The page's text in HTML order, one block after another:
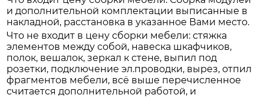
и дополнительной комплектации выписанные в
накладной, расстановка в указанное Вами место.
Что не входит в цену сборки мебели: стяжка
элементов между собой, навеска шкафчиков,
полок, вешалок, зеркал к стене, выпил под
розетки, подключение эл.проводки, вырез, отпил
фрагментов мебели, всё выше перечисленное
считается дополнительной работой, и